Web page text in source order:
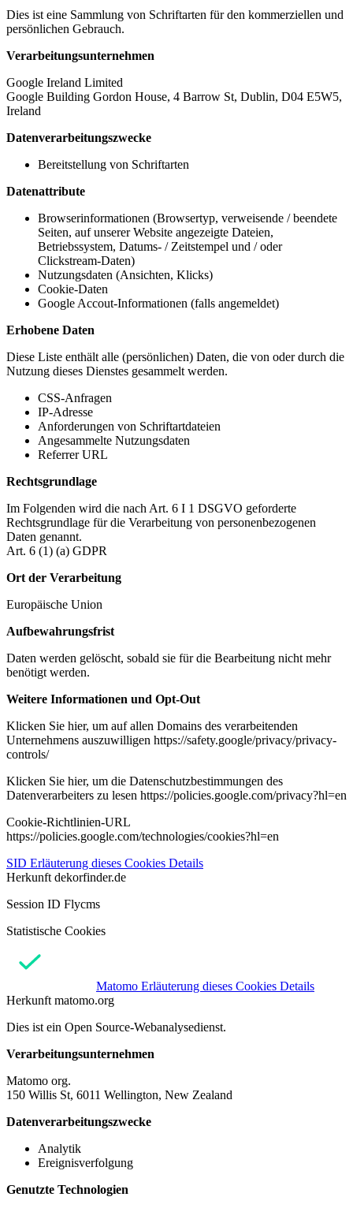
Dies ist eine Sammlung von Schriftarten für den kommerziellen und
persönlichen Gebrauch.
Verarbeitungsunternehmen
Google Ireland Limited
Google Building Gordon House, 4 Barrow St, Dublin, D04 E5W5,
Ireland
Datenverarbeitungszwecke
Bereitstellung von Schriftarten
Datenattribute
Browserinformationen (Browsertyp, verweisende / beendete
Seiten, auf unserer Website angezeigte Dateien,
Betriebssystem, Datums- / Zeitstempel und / oder
Clickstream-Daten)
Nutzungsdaten (Ansichten, Klicks)
Cookie-Daten
Google Accout-Informationen (falls angemeldet)
Erhobene Daten
Diese Liste enthält alle (persönlichen) Daten, die von oder durch die
Nutzung dieses Dienstes gesammelt werden.
CSS-Anfragen
IP-Adresse
Anforderungen von Schriftartdateien
Angesammelte Nutzungsdaten
Referrer URL
Rechtsgrundlage
Im Folgenden wird die nach Art. 6 I 1 DSGVO geforderte
Rechtsgrundlage für die Verarbeitung von personenbezogenen
Daten genannt.
Art. 6 (1) (a) GDPR
Ort der Verarbeitung
Europäische Union
Aufbewahrungsfrist
Daten werden gelöscht, sobald sie für die Bearbeitung nicht mehr
benötigt werden.
Weitere Informationen und Opt-Out
Klicken Sie hier, um auf allen Domains des verarbeitenden
Unternehmens auszuwilligen https://safety.google/privacy/privacy-
controls/
Klicken Sie hier, um die Datenschutzbestimmungen des
Datenverarbeiters zu lesen https://policies.google.com/privacy?hl=en
Cookie-Richtlinien-URL
https://policies.google.com/technologies/cookies?hl=en
SID Erläuterung dieses Cookies Details
Herkunft dekorfinder.de
Session ID Flycms
Statistische Cookies
Matomo Erläuterung dieses Cookies Details
Herkunft matomo.org
Dies ist ein Open Source-Webanalysedienst.
Verarbeitungsunternehmen
Matomo org.
150 Willis St, 6011 Wellington, New Zealand
Datenverarbeitungszwecke
Analytik
Ereignisverfolgung
Genutzte Technologien